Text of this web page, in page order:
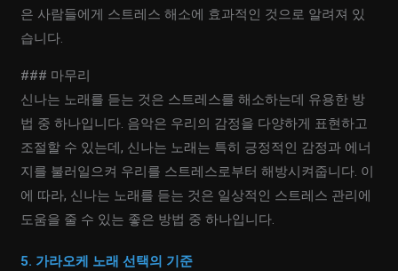
은 사람들에게 스트레스 해소에 효과적인 것으로 알려져 있
습니다.
### 마무리
신나는 노래를 듣는 것은 스트레스를 해소하는데 유용한 방
법 중 하나입니다. 음악은 우리의 감정을 다양하게 표현하고
조절할 수 있는데, 신나는 노래는 특히 긍정적인 감정과 에너
지를 불러일으켜 우리를 스트레스로부터 해방시켜줍니다. 이
에 따라, 신나는 노래를 듣는 것은 일상적인 스트레스 관리에
도움을 줄 수 있는 좋은 방법 중 하나입니다.
5. 가라오케 노래 선택의 기준